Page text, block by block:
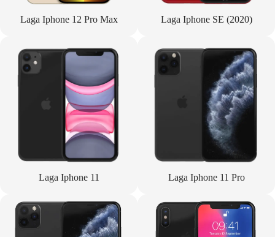
Laga Iphone 12 Pro Max Laga Iphone SE (2020)
Laga Iphone 11 Laga Iphone 11 Pro